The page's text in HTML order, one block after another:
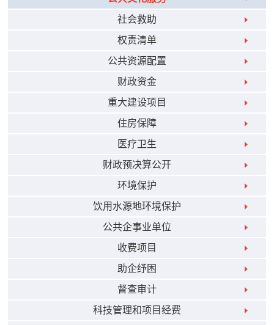
社会救助
权责清单
公共资源配置
财政资金
重大建设项目
住房保障
医疗卫生
财政预决算公开
环境保护
饮用水源地环境保护
公共企事业单位
收费项目
助企纾困
督查审计
科技管理和项目经费